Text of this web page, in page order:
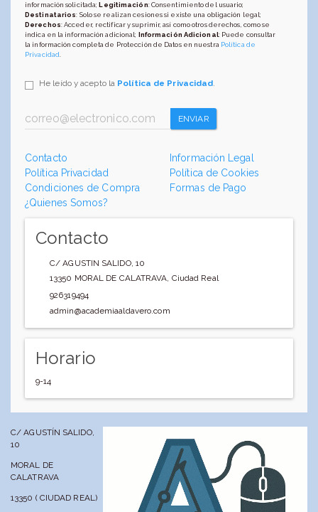
información solicitada; Legitimación: Consentimiento del usuario;
Destinatarios: Solo se realizan cesiones si existe una obligación legal;
Derechos: Acceder, rectificar y suprimir, así como otros derechos, como se
indica en la información adicional;
Información Adicional: Puede consultar
la información completa de Protección de Datos en nuestra Política de
Privacidad.
He leído y acepto la Política de Privacidad
ENVIAR
Contacto
Información Legal
Política Privacidad
Política de Cookies
Condiciones de Compra
Formas de Pago
¿Quienes Somos?
Contacto
C/ AGUSTIN SALIDO, 10
13350 MORAL DE CALATRAVA Ciudad Real
926319494
admin@academiaaldavero.com
Horario
9-14
C/ AGUSTÍN SALIDO,
10
MORAL DE
CALATRAVA
13350 ( CIUDAD REAL)